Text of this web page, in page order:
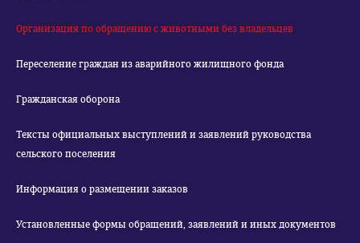
Организация по обращению с животными без владельцев
Переселение граждан из аварийного жилищного фонда
Гражданская оборона
Тексты официальных выступлений и заявлений руководства
сельского поселения
Информация о размещении заказов
Установленные формы обращений, заявлений и иных документов